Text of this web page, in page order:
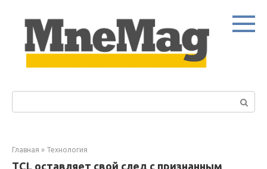
контенту
Главная » Технология
TCL оставляет свой след с признанным